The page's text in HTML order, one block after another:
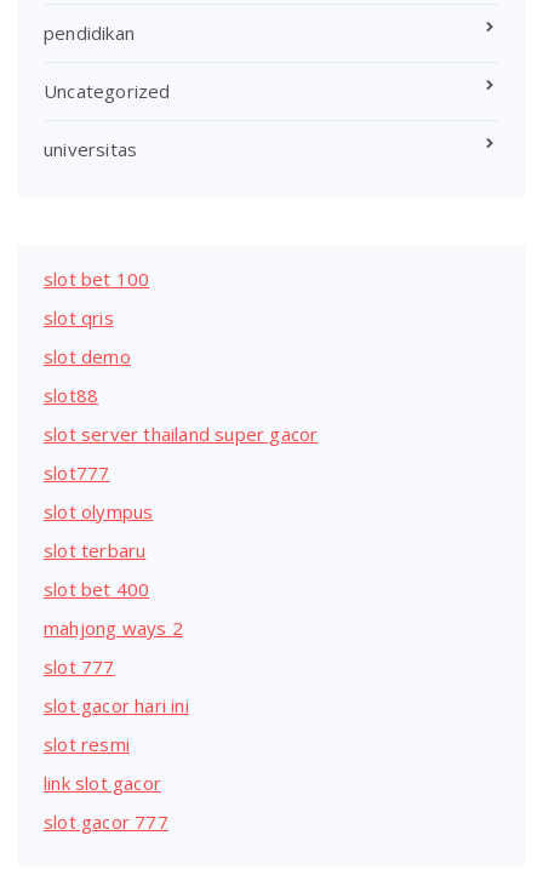
pendidikan
Uncategorized
universitas
slot bet 100
slot qris
slot demo
slot88
slot server thailand super gacor
slot777
slot olympus
slot terbaru
slot bet 400
mahjong ways 2
slot 777
slot gacor hari ini
slot resmi
link slot gacor
slot gacor 777